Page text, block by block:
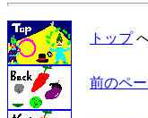
トップ
前のペ